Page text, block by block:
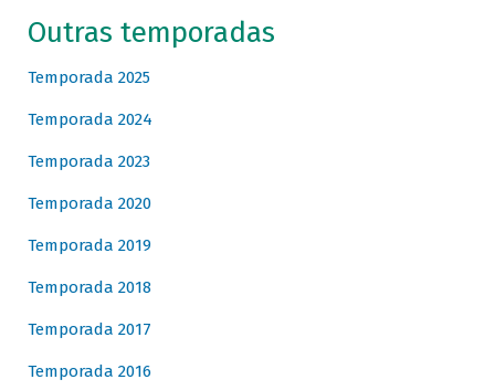
Outras temporadas
Temporada 2025
Temporada 2024
Temporada 2023
Temporada 2020
Temporada 2019
Temporada 2018
Temporada 2017
Temporada 2016